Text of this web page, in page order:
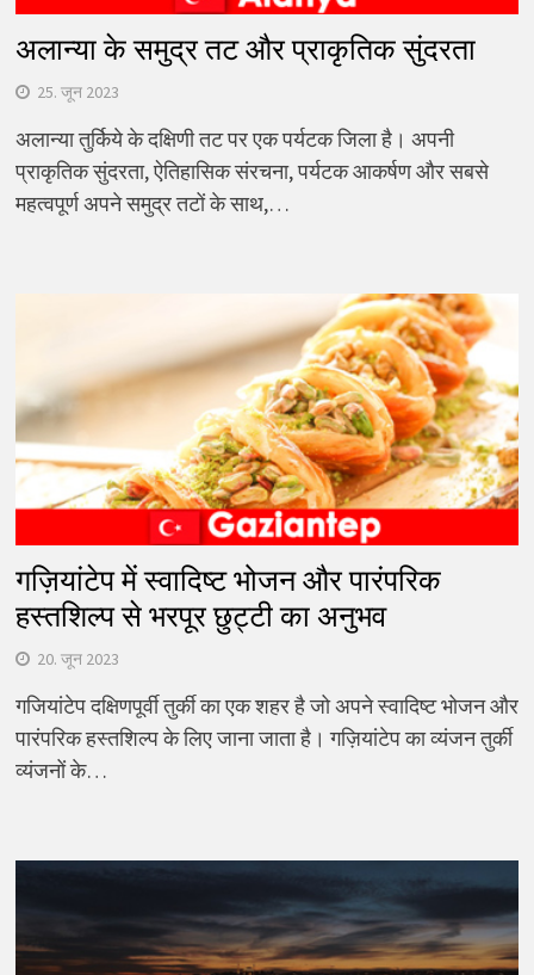
अलान्या के समुद्र तट और प्राकृतिक सुंदरता
25. जून 2023
अलान्या तुर्किये के दक्षिणी तट पर एक पर्यटक जिला है। अपनी
प्राकृतिक सुंदरता, ऐतिहासिक संरचना, पर्यटक आकर्षण और सबसे
महत्वपूर्ण अपने समुद्र तटों के साथ,…
गज़ियांटेप में स्वादिष्ट भोजन और पारंपरिक
हस्तशिल्प से भरपूर छुट्टी का अनुभव
20. जून 2023
गजियांटेप दक्षिणपूर्वी तुर्की का एक शहर है जो अपने स्वादिष्ट भोजन और
पारंपरिक हस्तशिल्प के लिए जाना जाता है। गज़ियांटेप का व्यंजन तुर्की
व्यंजनों के…